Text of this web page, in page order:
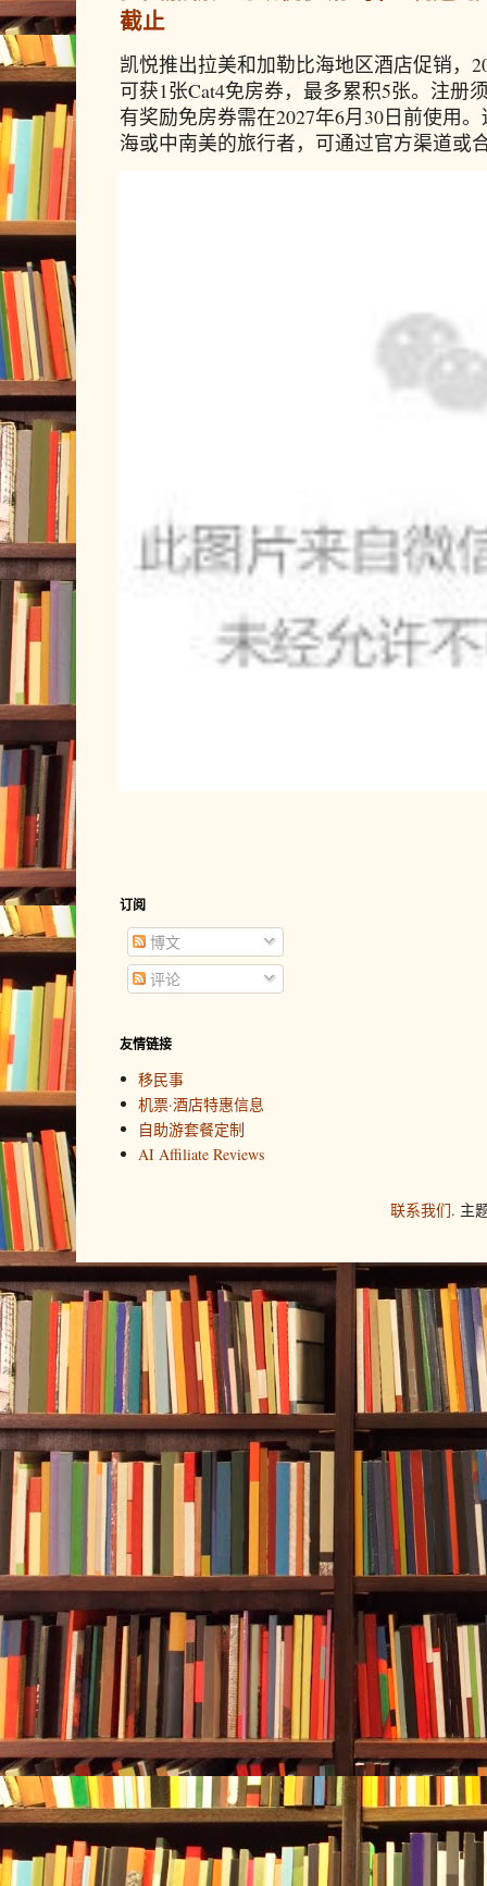
截止
凯悦推出拉美和加勒比海地区酒店促销，
可获1张Cat4免房券，最多累积5张。注册
有奖励免房券需在2027年6月30日前使用
海或中南美的旅行者，可通过官方渠道或
订阅
博文
评论
友情链接
移民事
机票·酒店特惠信息
自助游套餐定制
AI Affiliate Reviews
联系我们. 主